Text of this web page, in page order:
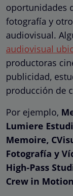
oportunidades
fotografía y
audiovisual.
audiovisual
productoras
publicidad,
producción de
Por ejemplo,
Lumiere
Memoire,
Fotografía y
High-Pass
Crew in Motion